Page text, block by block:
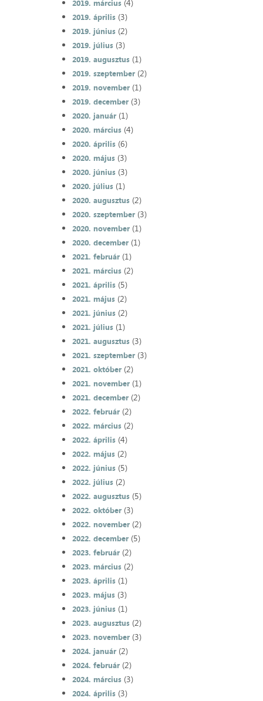
2019. március(4)
2019. április(3)
2019. június(2)
2019. július(3)
2019. augusztus(1)
2019. szeptember(2)
2019. november(1)
2019. december(3)
2020. január(1)
2020. március(4)
2020. április(6)
2020. május(3)
2020. június(3)
2020. július(1)
2020. augusztus(2)
2020. szeptember(3)
2020. november(1)
2020. december(1)
2021. február(1)
2021. március(2)
2021. április(5)
2021. május(2)
2021. június(2)
2021. július(1)
2021. augusztus(3)
2021. szeptember(3)
2021. október(2)
2021. november(1)
2021. december(2)
2022. február(2)
2022. március(2)
2022. április(4)
2022. május(2)
2022. június(5)
2022. július(2)
2022. augusztus(5)
2022. október(3)
2022. november(2)
2022. december(5)
2023. február(2)
2023. március(2)
2023. április(1)
2023. május(3)
2023. június(1)
2023. augusztus(2)
2023. november(3)
2024. január(2)
2024. február(2)
2024. március(3)
2024. április(3)